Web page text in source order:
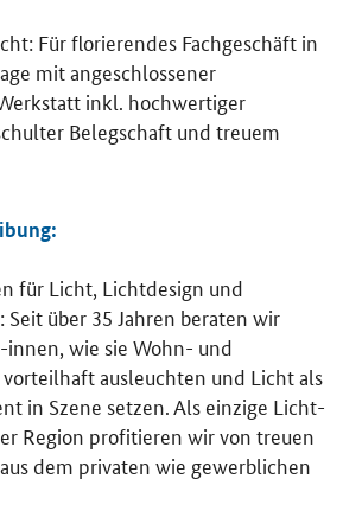
Für florierendes Fachgeschäft in
mit angeschlossener
inkl. hochwertiger
Belegschaft und treuem
für Licht, Lichtdesign und
über 35 Jahren beraten wir
wie sie Wohn- und
ausleuchten und Licht als
in Szene setzen. Als einzige Licht-
Region profitieren wir von treuen
dem privaten wie gewerblichen